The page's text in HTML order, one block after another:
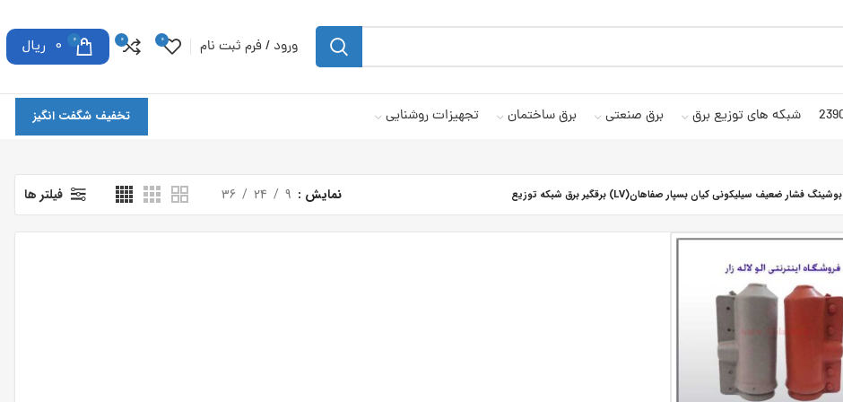
ورود / فرم ثبت نام 0
0
0
0 ریال
شبکه های توزیع برق برق صنعتی برق ساختمان تجهیزات روشنایی تخفیف شگفت انگیز
بوشینگ فشار ضعیف سیلیکونی کیان بسپار صفاهان(LV) برقگیر برق شبکه توزیع نمایش 9
24
36 فیلتر ها